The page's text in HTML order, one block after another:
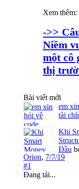
Xem thêm:
->>
Niềm
một cô
thị
Bài viết mới
em
tài
Khi
Đầu
Orion, 7/7/19
#1
Đang tải...